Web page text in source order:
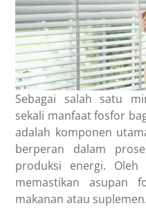
Sebagai salah satu
sekali manfaat fosfor
adalah komponen
berperan dalam
produksi energi.
memastikan asupan
makanan atau suplemen.